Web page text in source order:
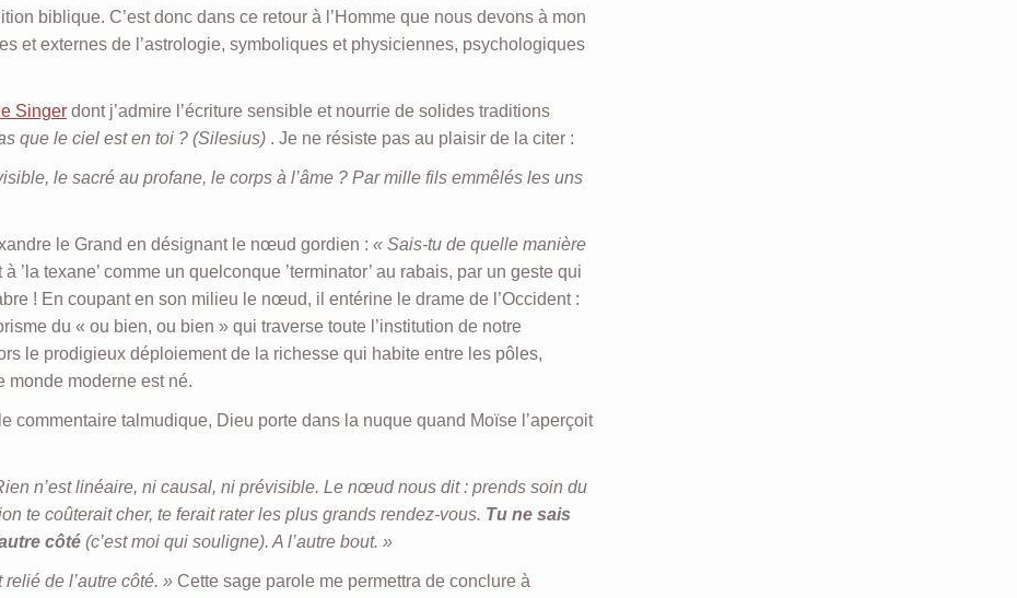
biblique. C’est donc dans ce retour à l’Homme que nous devons à mon
et externes de l’astrologie, symboliques et physiciennes, psychologiques
Singer dont j’admire l’écriture sensible et nourrie de solides traditions
que le ciel est en toi ? (Silesius) . Je ne résiste pas au plaisir de la citer :
le sacré au profane, le corps à l’âme ? Par mille fils emmêlés les uns
le Grand en désignant le nœud gordien : « Sais-tu de quelle manière
à ’la texane’ comme un quelconque ’terminator’ au rabais, par un geste qui
! En coupant en son milieu le nœud, il entérine le drame de l’Occident :
du « ou bien, ou bien » qui traverse toute l’institution de notre
le prodigieux déploiement de la richesse qui habite entre les pôles,
monde moderne est né.
talmudique, Dieu porte dans la nuque quand Moïse l’aperçoit
n’est linéaire, ni causal, ni prévisible. Le nœud nous dit : prends soin du
te coûterait cher, te ferait rater les plus grands rendez-vous. Tu ne sais
côté (c’est moi qui souligne). A l’autre bout. »
de l’autre côté. » Cette sage parole me permettra de conclure à